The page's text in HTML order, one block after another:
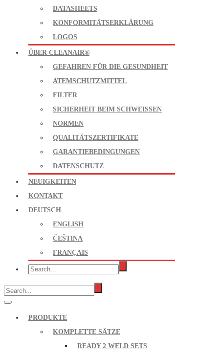
DATASHEETS
KONFORMITÄTSERKLÄRUNG
LOGOS
ÜBER CLEANAIR®
GEFAHREN FÜR DIE GESUNDHEIT
ATEMSCHUTZMITTEL
FILTER
SICHERHEIT BEIM SCHWEISSEN
NORMEN
QUALITÄTSZERTIFIKATE
GARANTIEBEDINGUNGEN
DATENSCHUTZ
NEUIGKEITEN
KONTAKT
DEUTSCH
ENGLISH
ČEŠTINA
FRANÇAIS
PRODUKTE
KOMPLETTE SÄTZE
READY 2 WELD SETS